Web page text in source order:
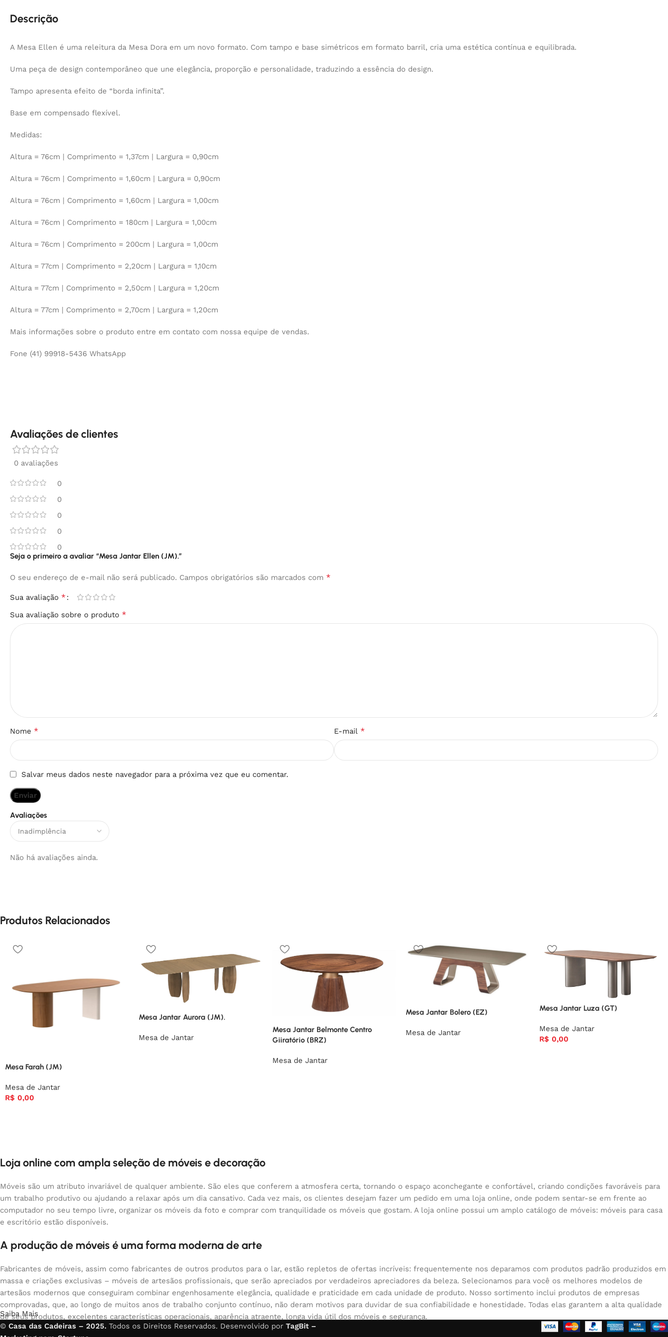
Descrição
A Mesa Ellen é uma releitura da Mesa Dora em um novo formato. Com tampo e base simétricos em formato barril, cria uma estética contínua e equilibrada.
Uma peça de design contemporâneo que une elegância, proporção e personalidade, traduzindo a essência do design.
Tampo apresenta efeito de “borda infinita”.
Base em compensado flexível.
Medidas:
Altura = 76cm | Comprimento = 1,37cm | Largura = 0,90cm
Altura = 76cm | Comprimento = 1,60cm | Largura = 0,90cm
Altura = 76cm | Comprimento = 1,60cm | Largura = 1,00cm
Altura = 76cm | Comprimento = 180cm | Largura = 1,00cm
Altura = 76cm | Comprimento = 200cm | Largura = 1,00cm
Altura = 77cm | Comprimento = 2,20cm | Largura = 1,10cm
Altura = 77cm | Comprimento = 2,50cm | Largura = 1,20cm
Altura = 77cm | Comprimento = 2,70cm | Largura = 1,20cm
Mais informações sobre o produto entre em contato com nossa equipe de vendas.
Fone (41) 99918-5436 WhatsApp
Avaliações de clientes
0 avaliações
0
0
0
0
0
Avaliações
Não há avaliações ainda.
Seja o primeiro a avaliar “Mesa Jantar Ellen (JM).”
O seu endereço de e-mail não será publicado. Campos obrigatórios são marcados com *
Sua avaliação *
Sua avaliação sobre o produto *
Nome * E-mail *
Salvar meus dados neste navegador para a próxima vez que eu comentar.
Produtos Relacionados
Mesa Farah (JM)
Mesa de Jantar
R$ 0,00
Mesa Jantar Aurora (JM).
Mesa de Jantar
Mesa Jantar Belmonte Centro
Giiratório (BRZ)
Mesa de Jantar
Mesa Jantar Bolero (EZ)
Mesa de Jantar
Mesa Jantar Luza (GT)
Mesa de Jantar
R$ 0,00
Loja online com ampla seleção de móveis e decoração
Móveis são um atributo invariável de qualquer ambiente. São eles que conferem a atmosfera certa, tornando o espaço aconchegante e confortável, criando condições favoráveis para
um trabalho produtivo ou ajudando a relaxar após um dia cansativo. Cada vez mais, os clientes desejam fazer um pedido em uma loja online, onde podem sentar-se em frente ao
computador no seu tempo livre, organizar os móveis da foto e comprar com tranquilidade os móveis que gostam. A loja online possui um amplo catálogo de móveis: móveis para casa
e escritório estão disponíveis.
A produção de móveis é uma forma moderna de arte
Fabricantes de móveis, assim como fabricantes de outros produtos para o lar, estão repletos de ofertas incríveis: frequentemente nos deparamos com produtos padrão produzidos em
massa e criações exclusivas – móveis de artesãos profissionais, que serão apreciados por verdadeiros apreciadores da beleza. Selecionamos para você os melhores modelos de
artesãos modernos que conseguiram combinar engenhosamente elegância, qualidade e praticidade em cada unidade de produto. Nosso sortimento inclui produtos de empresas
comprovadas, que, ao longo de muitos anos de trabalho conjunto contínuo, não deram motivos para duvidar de sua confiabilidade e honestidade. Todas elas garantem a alta qualidade
de seus produtos, excelentes características operacionais, aparência atraente, longa vida útil dos móveis e segurança.
Saiba Mais
© Casa das Cadeiras – 2025. Todos os Direitos Reservados. Desenvolvido por TagBit –